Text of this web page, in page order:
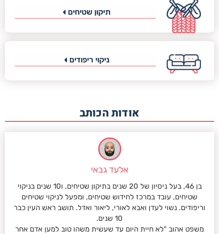
תיקון שטיחים
ניקוי ריפודים
אודות הכותב
אלעד גבאי
בן 46, בעל ניסיון של 20 שנים בתיקון שטיחים, ו10 שנים בניקוי
שטיחים, עובד במרכז לחידוש שטיחים, ומפעל לניקוי שטיחים
וריפודים. נשוי לעדן ואבא לאורי, ליאור ואדל. תושב ראש העין כבר
10 שנים.
משפט אהוב "לא חיית היום עד שעשית משהו טוב למען אדם אחר